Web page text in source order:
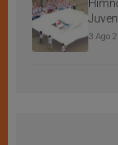
3 Ago